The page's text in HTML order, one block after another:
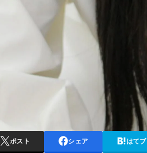
ポスト シェア はてブ